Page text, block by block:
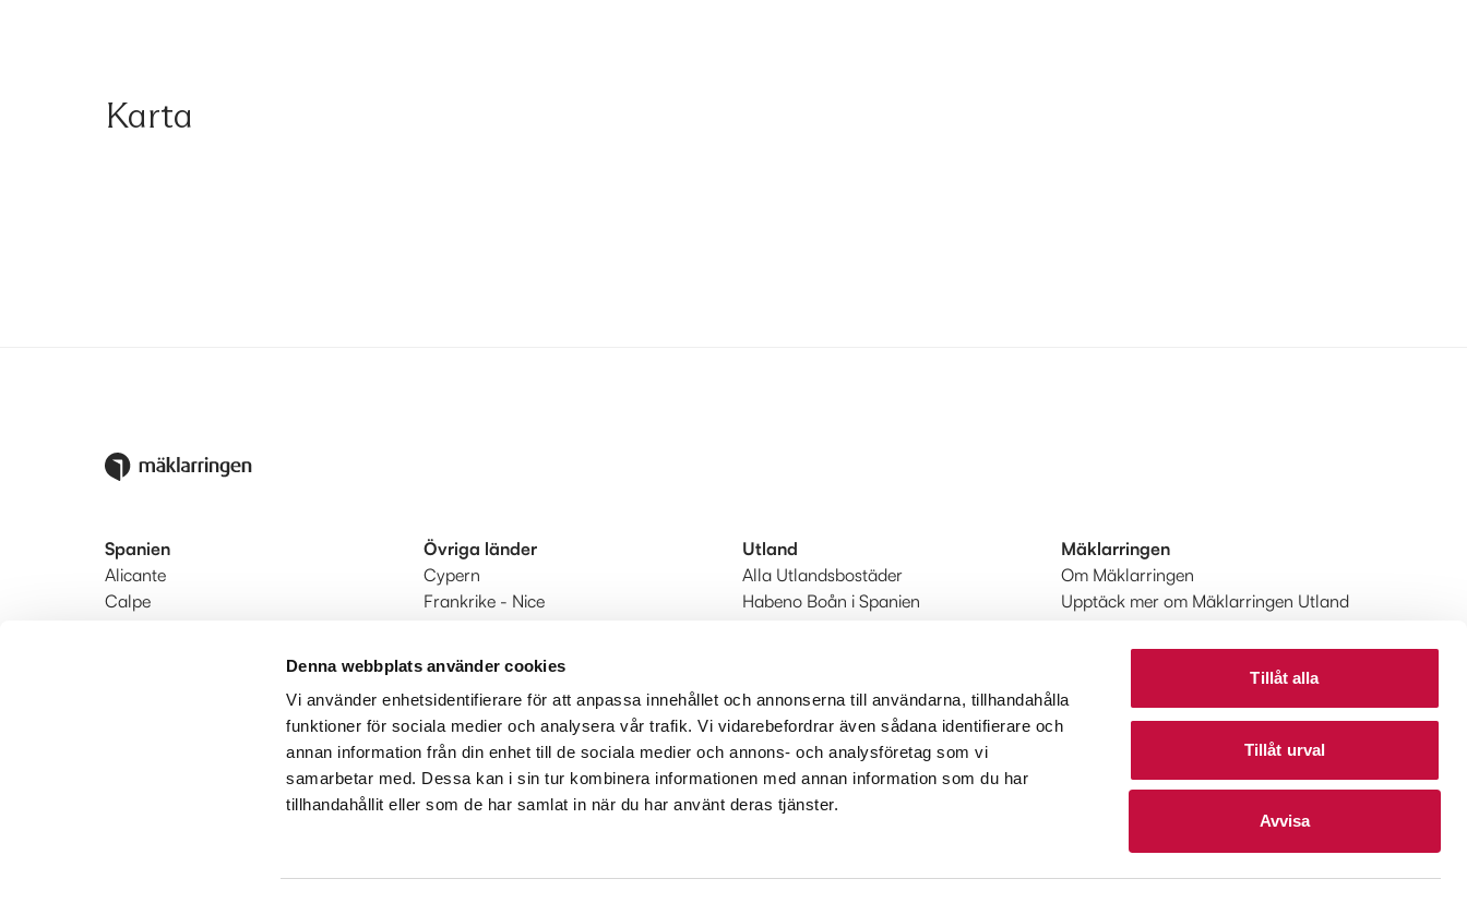
Denna webbplats använder cookies
Vi använder enhetsidentifierare för att anpassa innehållet och annonserna till användarna, tillhandahålla
funktioner för sociala medier och analysera vår trafik. Vi vidarebefordrar även sådana identifierare och
annan information från din enhet till de sociala medier och annons- och analysföretag som vi
samarbetar med. Dessa kan i sin tur kombinera informationen med annan information som du har
tillhandahållit eller som de har samlat in när du har använt deras tjänster.
Tillåt alla
Tillåt urval
Avvisa
Karta
Spanien
Alicante
Calpe
Övriga länder
Cypern
Frankrike - Nice
Utland
Alla Utlandsbostäder
Habeno Boån i Spanien
Mäklarringen
Om Mäklarringen
Upptäck mer om Mäklarringen Utland